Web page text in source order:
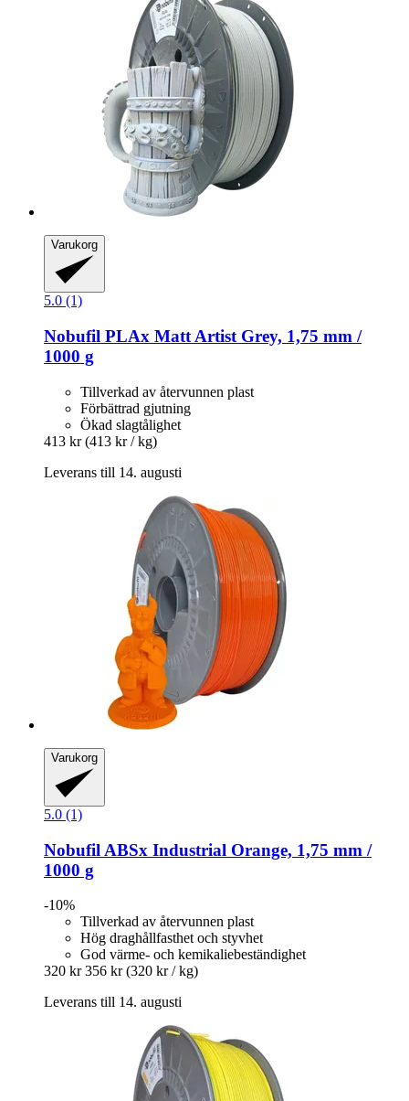
Varukorg
5.0 (1)
Nobufil PLAx Matt Artist Grey, 1,75 mm /
1000 g
Tillverkad av återvunnen plast
Förbättrad gjutning
Ökad slagtålighet
413 kr (413 kr / kg)
Leverans till 14. augusti
Varukorg
5.0 (1)
Nobufil ABSx Industrial Orange, 1,75 mm /
1000 g
-10%
Tillverkad av återvunnen plast
Hög draghållfasthet och styvhet
God värme- och kemikaliebeständighet
320 kr 356 kr (320 kr / kg)
Leverans till 14. augusti